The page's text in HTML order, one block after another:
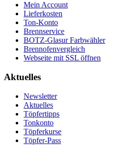
Mein Account
Lieferkosten
Ton-Konto
Brennservice
BOTZ-Glasur Farbwähler
Brennofenvergleich
Webseite mit SSL öffnen
Aktuelles
Newsletter
Aktuelles
Töpfertipps
Tonkonto
Töpferkurse
Töpfer-Pass